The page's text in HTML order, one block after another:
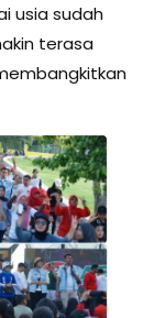
usia sudah
terasa